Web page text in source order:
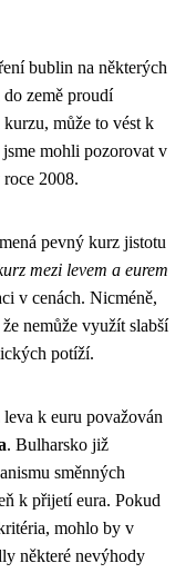
bublin na některých
země proudí
může to vést k
mohli pozorovat v
2008.
pevný kurz jistotu
mezi levem a eurem
v cenách. Nicméně,
nemůže využít slabší
potíží.
k euru považován
. Bulharsko již
směnných
k přijetí eura. Pokud
mohlo by v
některé nevýhody